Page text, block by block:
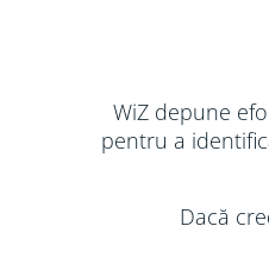
WiZ depune
pentru a
Dacă